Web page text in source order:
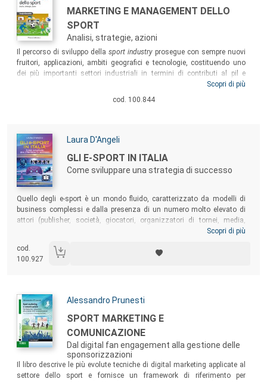
Titolo:
MARKETING E MANAGEMENT DELLO
SPORT
Analisi, strategie, azioni
Sommario:
Il percorso di sviluppo della sport industry prosegue con sempre nuovi
fruitori, applicazioni, ambiti geografici e tecnologie, costituendo uno
dei più importanti settori industriali in termini di contributi al pil e
all’occupazione. Il volume offre un approccio rigoroso e pratico,
analizzando molti casi ed esperienze reali (dagli Internazionali di
Scopri di più
cod. 100.844
Autori:
Laura D'Angeli
Titolo:
GLI E-SPORT IN ITALIA
Come sviluppare una strategia di successo
Sommario:
Quello degli e-sport è un mondo fluido, caratterizzato da modelli di
business complessi e dalla presenza di un numero molto elevato di
attori (publisher, società, giocatori, organizzatori di tornei, media,
influencer e streamer) che interagiscono tra loro sviluppando un
accessibile, ricco di riferimenti pratici e di case history, il volume si
rivolge a manager e imprenditori, per interpretare il nuovo mondo dei
Scopri di più
cod.
100.927
Autori:
Alessandro Prunesti
Titolo:
SPORT MARKETING E
COMUNICAZIONE
Dal digital fan engagement alla gestione delle
sponsorizzazioni
Sommario:
Il libro descrive le più evolute tecniche di digital marketing applicate al
settore dello sport e fornisce un framework di riferimento per